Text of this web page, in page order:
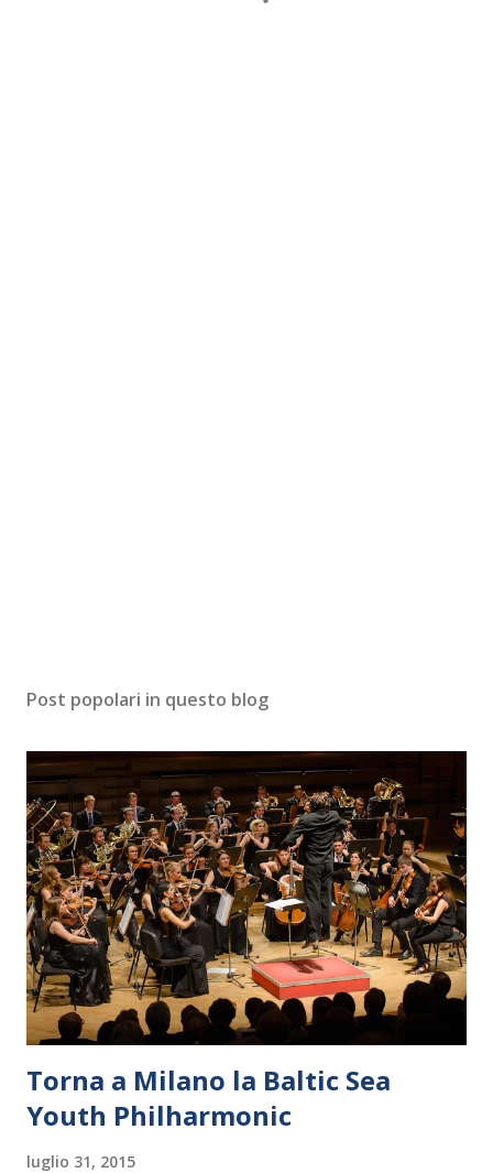
Post popolari in questo blog
Torna a Milano la Baltic Sea
Youth Philharmonic
luglio 31, 2015